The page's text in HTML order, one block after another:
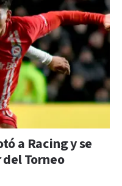
a Racing y se
Torneo